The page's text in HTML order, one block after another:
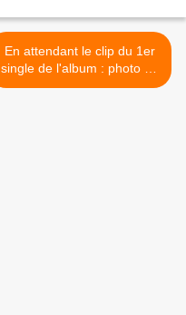
En attendant le clip du 1er
single de l'album : photo 02
>